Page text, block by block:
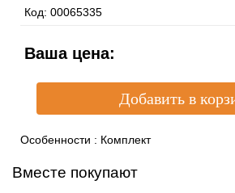
Код: 00065335
Ваша цена:
Особенности : Комплект
Вместе покупают